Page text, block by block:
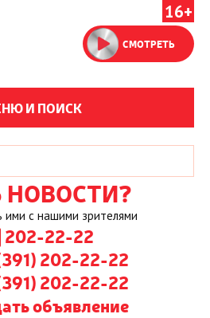
16+
СМОТРЕТЬ
И ПОИСК
НОВОСТИ?
ими с нашими зрителями
202-22-22
202-22-22
202-22-22
объявление